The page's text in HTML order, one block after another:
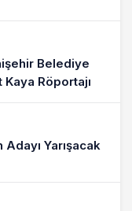
Belediye
Mehmet Kaya Röportajı
Adayı Yarışacak